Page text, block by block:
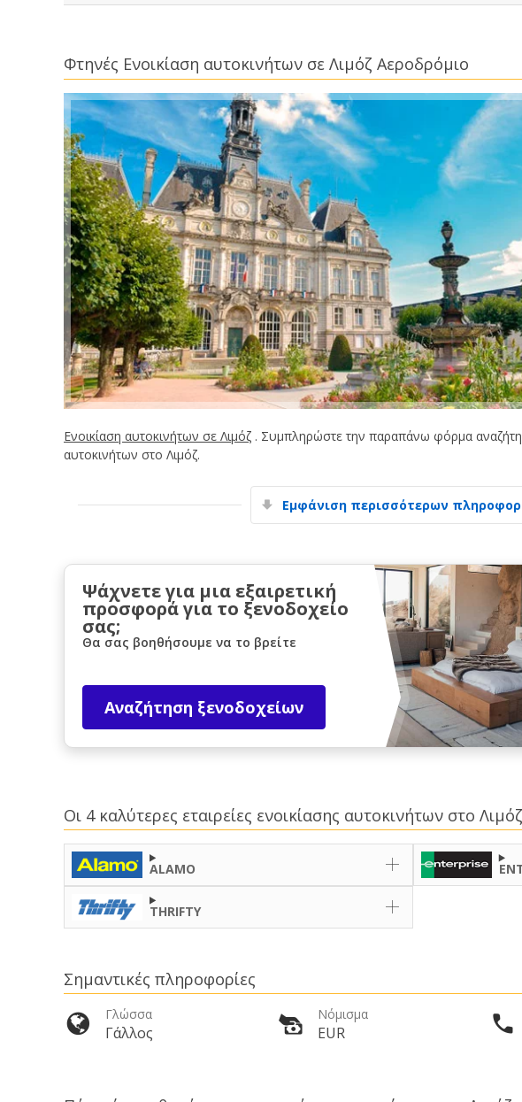
Φτηνές Ενοικίαση αυτοκινήτων σε Λιμόζ Αεροδρόμιο
Ενοικίαση αυτοκινήτων σε Λιμόζ . Συμπληρώστε την παραπάνω φόρμα
αυτοκινήτων στο Λιμόζ.
Εμφάνιση περισσότερων
Ψάχνετε για μια εξαιρετική
προσφορά για το ξενοδοχείο
σας;
Θα σας βοηθήσουμε να το βρείτε
Αναζήτηση ξενοδοχείων
Οι 4 καλύτερες εταιρείες ενοικίασης αυτοκινήτων στο
ALAMO
THRIFTY
Σημαντικές πληροφορίες
Γλώσσα
Γάλλος
Νόμισμα
EUR
Αποκτήστε
προσφορές